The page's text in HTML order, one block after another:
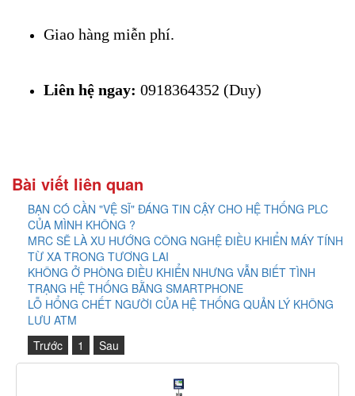
Giao hàng miễn phí.
Liên hệ ngay: 0918364352 (Duy)
Bài viết liên quan
BẠN CÓ CẦN "VỆ SĨ" ĐÁNG TIN CẬY CHO HỆ THỐNG PLC
CỦA MÌNH KHÔNG ?
MRC SẼ LÀ XU HƯỚNG CÔNG NGHỆ ĐIỀU KHIỂN MÁY TÍNH
TỪ XA TRONG TƯƠNG LAI
KHÔNG Ở PHÒNG ĐIỀU KHIỂN NHƯNG VẪN BIẾT TÌNH
TRẠNG HỆ THỐNG BẰNG SMARTPHONE
LỖ HỔNG CHẾT NGƯỜI CỦA HỆ THỐNG QUẢN LÝ KHÔNG
LƯU ATM
Trước
1 Sau